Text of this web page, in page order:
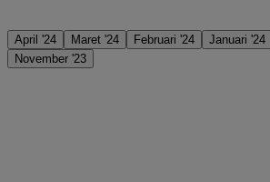
April '24 Maret '24 Februari '24 Januari '24
November '23